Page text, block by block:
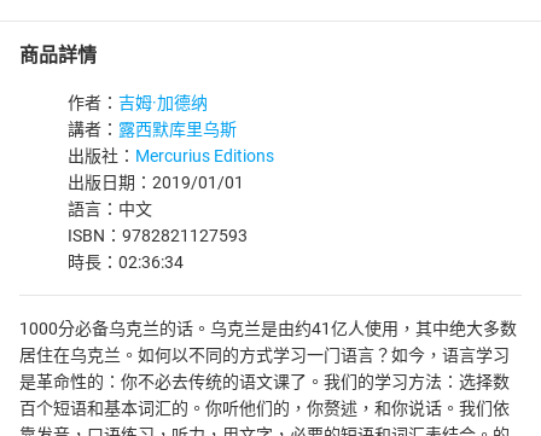
商品詳情
作者： 吉姆·加德纳
講者： 露西默库里乌斯
出版社： Mercurius Editions
出版日期：2019/01/01
語言：中文
ISBN：9782821127593
時長：02:36:34
1000分必备乌克兰的话。乌克兰是由约41亿人使用，其中绝大多数
居住在乌克兰。如何以不同的方式学习一门语言？如今，语言学习
是革命性的：你不必去传统的语文课了。我们的学习方法：选择数
百个短语和基本词汇的。你听他们的，你赘述，和你说话。我们依